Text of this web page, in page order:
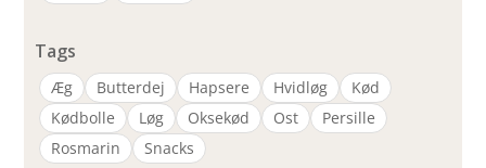
Tags
Æg Butterdej Hapsere Hvidløg
Kød
Kødbolle
Løg Oksekød Ost
Persille
Rosmarin
Snacks